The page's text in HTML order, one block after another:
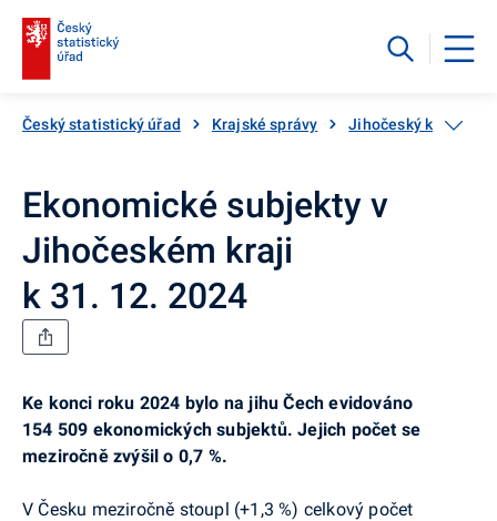
Český statistický úřad Krajské správy Jihočeský kraj
Ekonomické subjekty v
Jihočeském kraji
k 31. 12. 2024
Ke konci roku 2024 bylo na jihu Čech evidováno
154 509 ekonomických subjektů. Jejich počet se
meziročně zvýšil o 0,7 %.
V Česku meziročně stoupl (+1,3 %) celkový počet